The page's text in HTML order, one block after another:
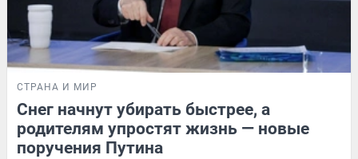
СТРАНА И МИР
Снег начнут убирать быстрее, а
родителям упростят жизнь — новые
поручения Путина